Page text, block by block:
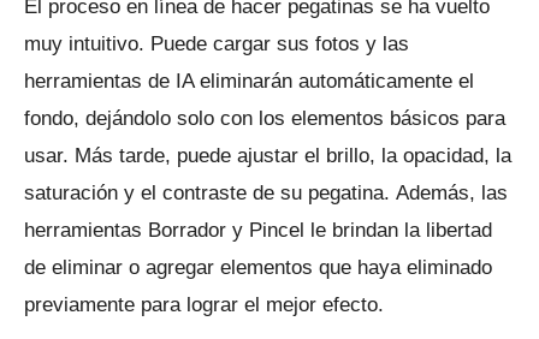
El proceso en línea de hacer pegatinas se ha vuelto
muy intuitivo. Puede cargar sus fotos y las
herramientas de IA eliminarán automáticamente el
fondo, dejándolo solo con los elementos básicos para
usar. Más tarde, puede ajustar el brillo, la opacidad, la
saturación y el contraste de su pegatina. Además, las
herramientas Borrador y Pincel le brindan la libertad
de eliminar o agregar elementos que haya eliminado
previamente para lograr el mejor efecto.